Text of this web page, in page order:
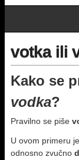
votka ili
Kako se
vodka?
Pravilno se piše
U ovom primeru
odnosno zvučno d